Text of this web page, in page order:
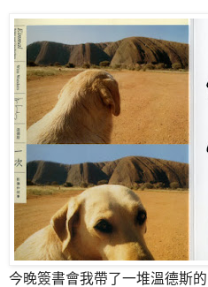
今晚簽書會我帶了一堆溫德斯